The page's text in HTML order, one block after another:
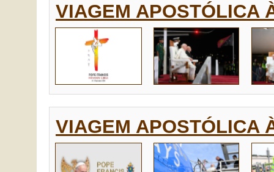
VIAGEM APOSTÓLICA
VIAGEM APOSTÓLICA